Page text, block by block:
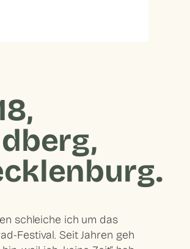
schleiche ich um das
Festival. Seit Jahren geh